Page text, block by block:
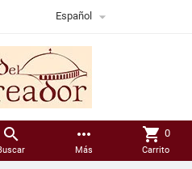
Español 
 more_horiz
Más
shopping_cart 0
Carrito